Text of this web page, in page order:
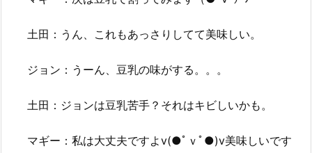
土田：うん、これもあっさりしてて美味しい。
ジョン：うーん、豆乳の味がする。。。
土田：ジョンは豆乳苦手？それはキビしいかも。
マギー：私は大丈夫ですよv(●ﾟｖﾟ●)v美味しいです